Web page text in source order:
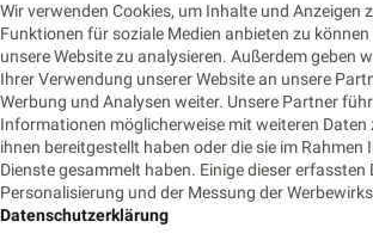
Wir verwenden Cookies, um Inhalte und Anzeigen
Funktionen für soziale Medien anbieten zu
unsere Website zu analysieren. Außerdem geben
Ihrer Verwendung unserer Website an unsere
Werbung und Analysen weiter. Unsere Partner
Informationen möglicherweise mit weiteren Daten
ihnen bereitgestellt haben oder die sie im Rahmen
Dienste gesammelt haben. Einige dieser erfassten
Personalisierung und der Messung der
Datenschutzerklärung
Cloud-Modul
18. JUNI 2026
Die Nachtwache: Rufbereitschaft für IT-
9. JUNI 2026
Tags